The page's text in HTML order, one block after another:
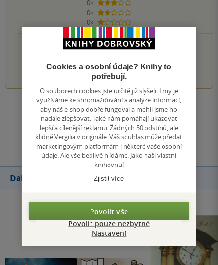
0×
3 hvězdičky
0×
2 hvězdičky
0×
1 hvezdička
PŘIDEJTE SVÉ HODNOCENÍ KNIHY
1 2 3 4 5
Zobrazit všechna hodnocení
Přidat hodnocení
Další knihy autora
Cookies a osobní údaje? Knihy to
potřebují.
O souborech cookies jste určitě již slyšeli. I my je
využíváme ke shromažďování a analýze informací,
aby náš e-shop dobře fungoval a mohli jsme ho
nadále zlepšovat. Také nám pomáhají ukazovat
lepší a cílenější reklamu. Žádných 50 odstínů, ale
klidně Vergilia v originále. Váš souhlas může předat
marketingovým platformám i některé vaše osobní
údaje. Ale vše bedlivě hlídáme. Jako naši vlastní
knihovnu!
Zjistit více
Povolit vše
Povolit pouze nezbytné
Nastavení